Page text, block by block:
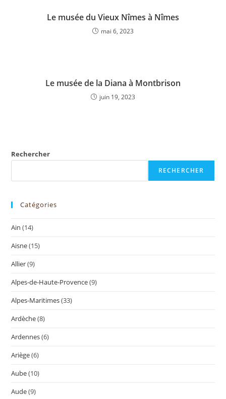
Le musée du Vieux Nîmes à Nîmes
mai 6, 2023
Le musée de la Diana à Montbrison
juin 19, 2023
Rechercher
RECHERCHER
Catégories
Ain (14)
Aisne(15)
Allier(9)
Alpes-de-Haute-Provence(9)
Alpes-Maritimes(33)
Ardèche(8)
Ardennes(6)
Ariège(6)
Aube(10)
Aude(9)